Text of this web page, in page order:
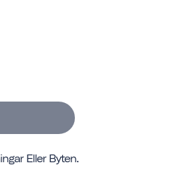
Eller Byten.